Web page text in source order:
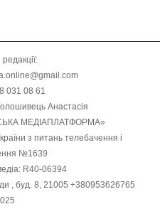
031 08 61
Анастасія
МЕДІАПЛАТФОРМА»
з питань телебачення і
№1639
R40-06394
, буд. 8, 21005 +380953626765